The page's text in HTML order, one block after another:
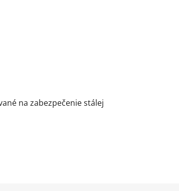
na zabezpečenie stálej